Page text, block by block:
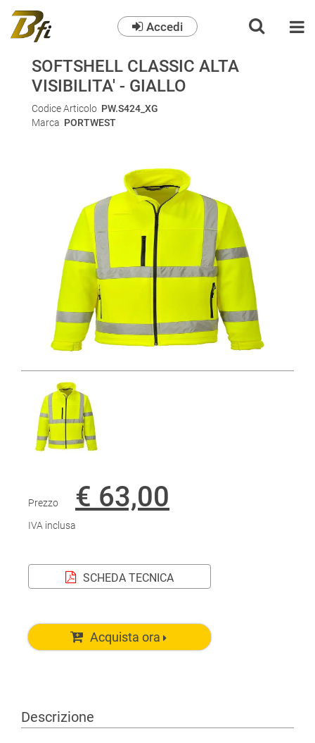
Accedi
SOFTSHELL CLASSIC ALTA
VISIBILITA' - GIALLO
Codice Articolo PW.S424_XG
Marca PORTWEST
Prezzo € 63,00
IVA inclusa
SCHEDA TECNICA
Acquista ora
Descrizione